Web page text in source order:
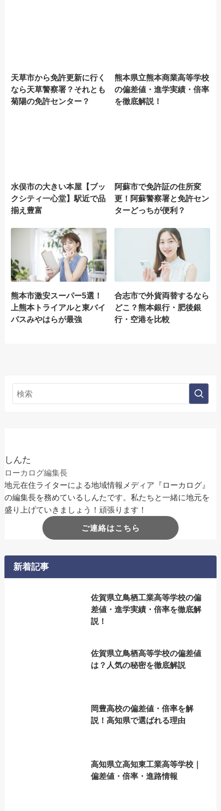
天草市から免許更新に行く
なら天草警察署？それとも
菊陽の免許センター？
熊本県立熊本商業高等学校
の偏差値・進学実績・倍率
を徹底解説！
水俣市の大きい本屋【ブッ
クシティ一心堂】駅近で品
揃え豊富
阿蘇市で免許証の住所変
更！阿蘇警察署と免許セン
ターどっちが便利？
熊本市激安スーパー5選！
上熊本トライアルと東バイ
パスみやはらが最強
合志市で外貨両替するなら
どこ？熊本銀行・肥後銀
行・空港を比較
しんた
ローカログ編集長
地元在住ライターによる地域情報メディア『ローカログ』
の編集長を務めているしんたです。私たちと一緒に地元を
盛り上げていきましょう！頑張ります！
ご連絡はこちら
新着記事
佐賀県立鳥栖工業高等学校の偏
差値・進学実績・倍率を徹底解
説！
佐賀県立鳥栖高等学校の偏差値
は？人気の秘密を徹底解説
岡豊高校の偏差値・倍率を解
説！高知県で選ばれる理由
高知県立高知東工業高等学校｜
偏差値・倍率・進路情報